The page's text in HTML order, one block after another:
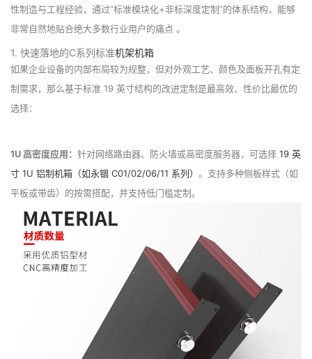
性制造与工程经验，通过“标准模块化+非标深度定制”的体系结构，能够
非常自然地贴合绝大多数行业用户的痛点 。
1. 快速落地的C系列标准机架机箱
如果企业设备的内部布局较为规整，但对外观工艺、颜色及面板开孔有定
制需求，那么基于标准 19 英寸结构的改进定制是最高效、性价比最优的
选择：
1U 高密度应用： 针对网络路由器、防火墙或高密度服务器，可选择 19 英
寸 1U 铝制机箱（如永锢 C01/02/06/11 系列） 。支持多种侧板样式（如
平板或带齿）的按需搭配，并支持低门槛定制。